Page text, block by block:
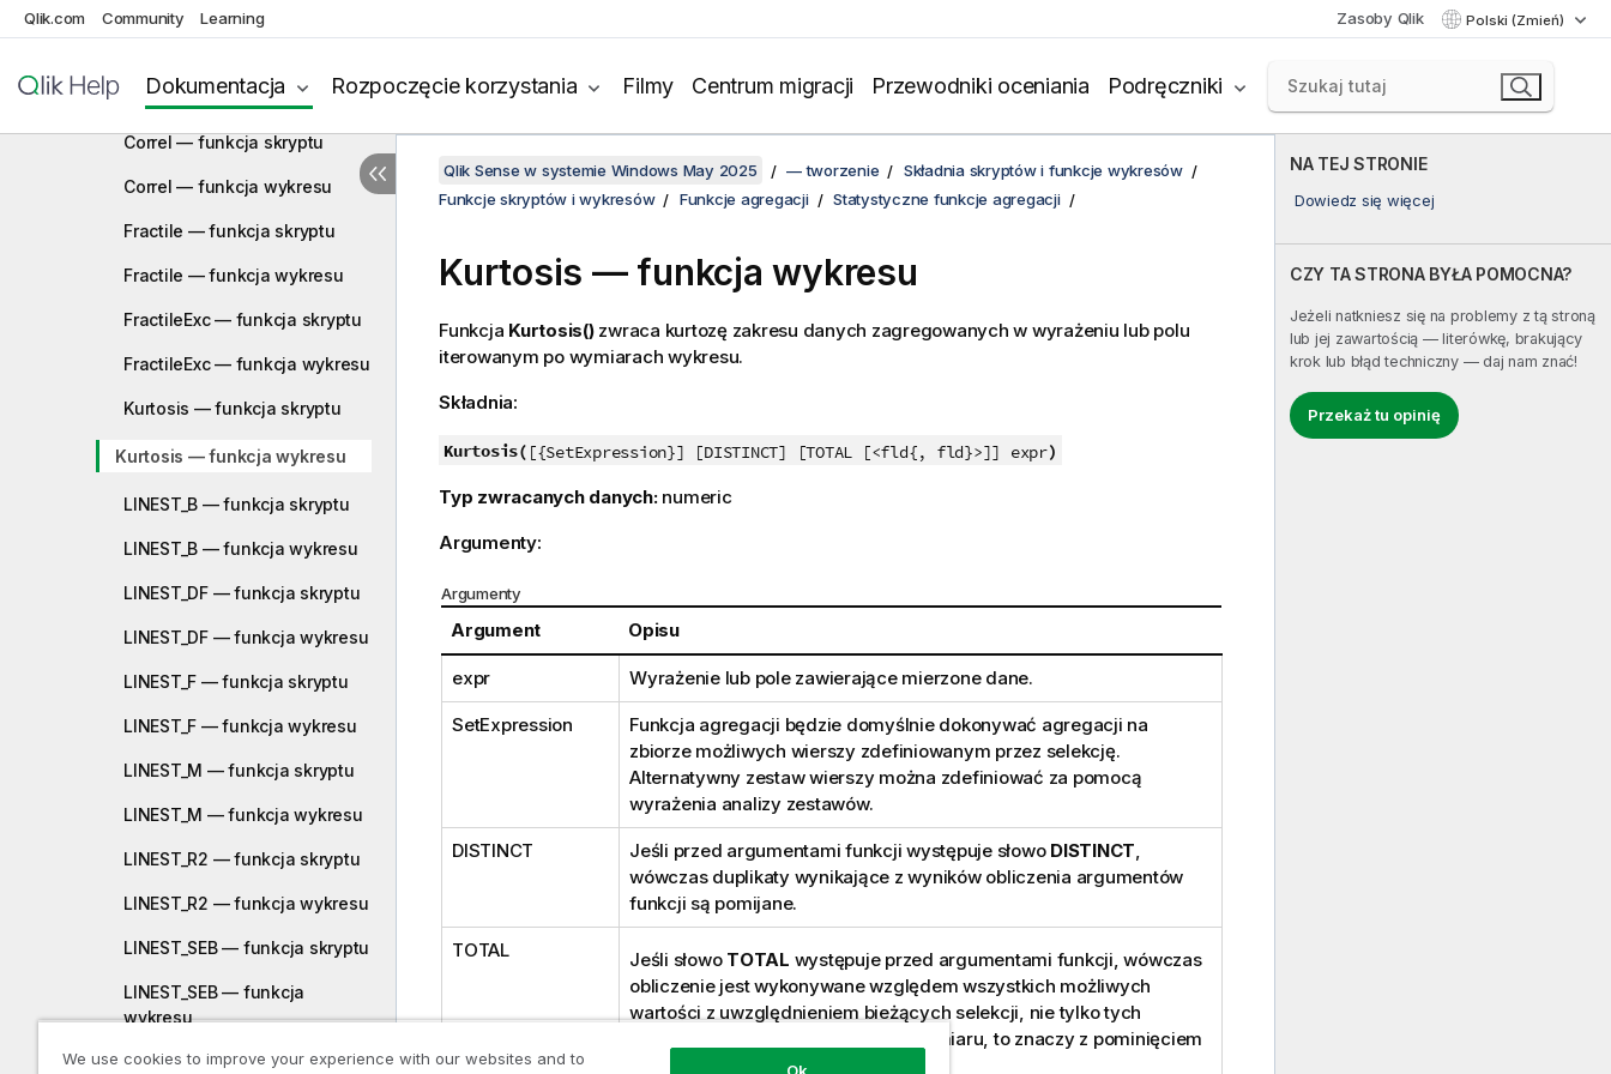
Qlik.com Community Learning Zasoby Qlik Polski (Zmień)
Dokumentacja Rozpoczęcie korzystania Filmy Centrum migracji Przewodniki oceniania Podręczniki
Statystyczne funkcje agregacji
Avg — funkcja wykresu
Correl — funkcja skryptu
Correl — funkcja wykresu
Fractile — funkcja skryptu
Fractile — funkcja wykresu
FractileExc — funkcja skryptu
FractileExc — funkcja wykresu
Kurtosis — funkcja skryptu
Kurtosis — funkcja wykresu
LINEST_B — funkcja skryptu
LINEST_B — funkcja wykresu
LINEST_DF — funkcja skryptu
LINEST_DF — funkcja wykresu
LINEST_F — funkcja skryptu
LINEST_F — funkcja wykresu
LINEST_M — funkcja skryptu
LINEST_M — funkcja wykresu
LINEST_R2 — funkcja skryptu
LINEST_R2 — funkcja wykresu
LINEST_SEB — funkcja skryptu
LINEST_SEB — funkcja
wykresu
LINEST_SEM — funkcja
NA TEJ STRONIE
Dowiedz się więcej
CZY TA STRONA BYŁA POMOCNA?
Jeżeli natkniesz się na problemy z tą stroną
lub jej zawartością — literówkę, brakujący
krok lub błąd techniczny — daj nam znać!
Przekaż tu opinię
Qlik Sense w systemie Windows May 2025 — tworzenie
Składnia skryptów i funkcje wykresów
Funkcje skryptów i wykresów
Funkcje agregacji Statystyczne funkcje agregacji
Kurtosis — funkcja wykresu
Funkcja Kurtosis()zwraca kurtozę zakresu danych zagregowanych w wyrażeniu lub polu
iterowanym po wymiarach wykresu.
Składnia:
Kurtosis( [{SetExpression}] [DISTINCT] [TOTAL [<fld{, fld}>]] expr)
Typ zwracanych danych: numeric
Argumenty:
Argumenty
Argument Opisu
expr Wyrażenie lub pole zawierające mierzone dane.
SetExpression
Funkcja agregacji będzie domyślnie dokonywać agregacji na
zbiorze możliwych wierszy zdefiniowanym przez selekcję.
Alternatywny zestaw wierszy można zdefiniować za pomocą
wyrażenia analizy zestawów.
DISTINCT Jeśli przed argumentami funkcji występuje słowo DISTINCT
wówczas duplikaty wynikające z wyników obliczenia argumentów
funkcji są pomijane.
TOTAL Jeśli słowo TOTAL występuje przed argumentami funkcji, wówczas
obliczenie jest wykonywane względem wszystkich możliwych
wartości z uwzględnieniem bieżących selekcji, nie tylko tych
należących do bieżącej wartości wymiaru, to znaczy z pominięciem
wymiarów wykresu.
We use cookies to improve your experience with our websites and to